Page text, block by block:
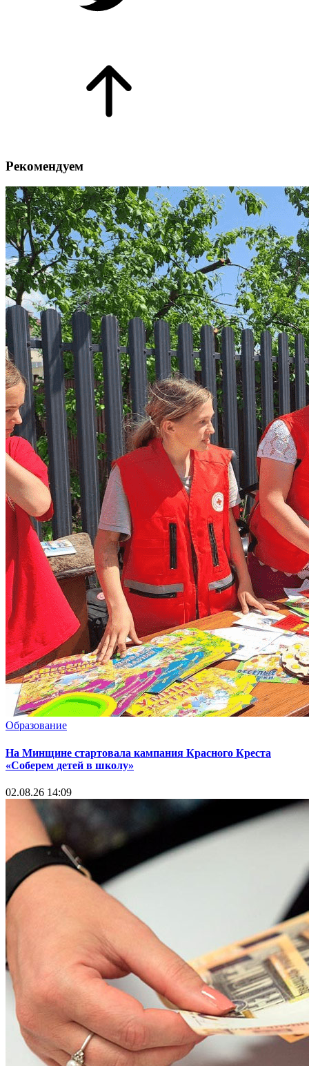
Рекомендуем
Образование
На Минщине стартовала кампания Красного Креста
«Соберем детей в школу»
02.08.26 14:09